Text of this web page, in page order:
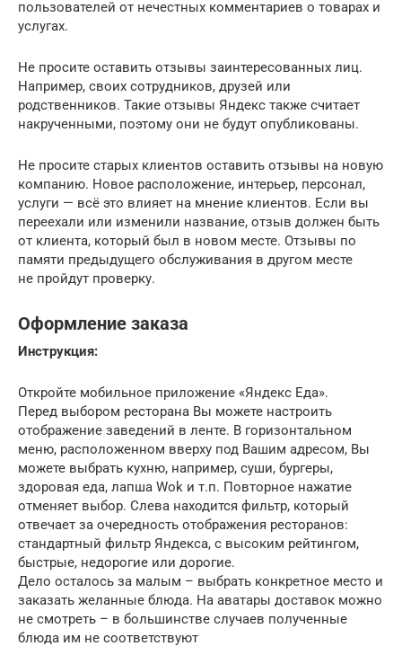
пользователей от нечестных комментариев о товарах и
услугах.
Не просите оставить отзывы заинтересованных лиц.
Например, своих сотрудников, друзей или
родственников. Такие отзывы Яндекс также считает
накрученными, поэтому они не будут опубликованы.
Не просите старых клиентов оставить отзывы на новую
компанию. Новое расположение, интерьер, персонал,
услуги — всё это влияет на мнение клиентов. Если вы
переехали или изменили название, отзыв должен быть
от клиента, который был в новом месте. Отзывы по
памяти предыдущего обслуживания в другом месте
не пройдут проверку.
Оформление заказа
Инструкция:
Откройте мобильное приложение «Яндекс Еда».
Перед выбором ресторана Вы можете настроить
отображение заведений в ленте. В горизонтальном
меню, расположенном вверху под Вашим адресом, Вы
можете выбрать кухню, например, суши, бургеры,
здоровая еда, лапша Wok и т.п. Повторное нажатие
отменяет выбор. Слева находится фильтр, который
отвечает за очередность отображения ресторанов:
стандартный фильтр Яндекса, с высоким рейтингом,
быстрые, недорогие или дорогие.
Дело осталось за малым – выбрать конкретное место и
заказать желанные блюда. На аватары доставок можно
не смотреть – в большинстве случаев полученные
блюда им не соответствуют